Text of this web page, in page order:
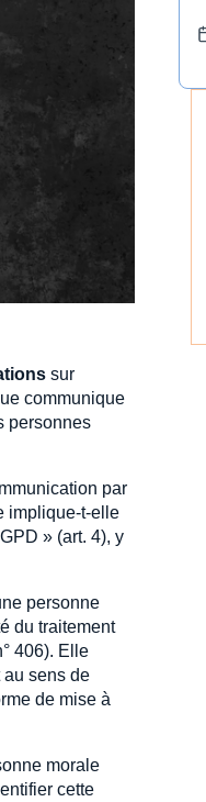
sur
communique
personnes
par
implique-t-elle
» (art. 4), y
personne
du traitement
406). Elle
au sens de
de mise à
morale
cette